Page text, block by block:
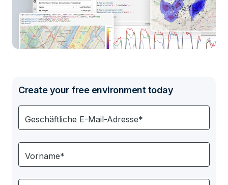
Create your free environment today
Geschäftliche E-Mail-Adresse*
Vorname*